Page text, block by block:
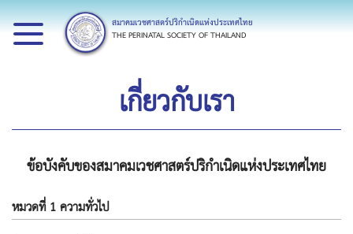
สมาคมเวชศาสตร์ปริกำเนิดแห่งประเทศไทย
THE PERINATAL SOCIETY OF THAILAND
เกี่ยวกับเรา
ข้อบังคับของสมาคมเวชศาสตร์ปริกำเนิดแห่งประเทศไทย
หมวดที่ 1 ความทั่วไป